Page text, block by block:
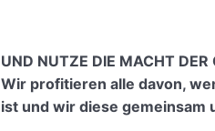
UND NUTZE DIE MACHT
Wir profitieren alle davon,
ist und wir diese gemeinsam